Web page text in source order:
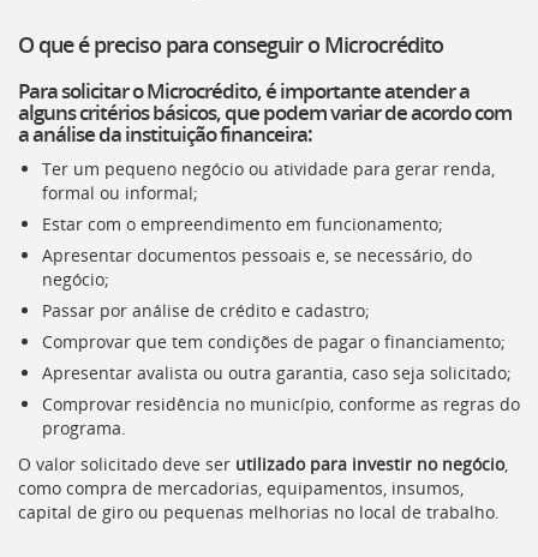
O que é preciso para conseguir o Microcrédito
Para solicitar o Microcrédito, é importante atender a
alguns critérios básicos, que podem variar de acordo com
a análise da instituição financeira:
Ter um pequeno negócio ou atividade para gerar renda,
formal ou informal;
Estar com o empreendimento em funcionamento;
Apresentar documentos pessoais e, se necessário, do
negócio;
Passar por análise de crédito e cadastro;
Comprovar que tem condições de pagar o financiamento;
Apresentar avalista ou outra garantia, caso seja solicitado;
Comprovar residência no município, conforme as regras do
programa.
O valor solicitado deve ser utilizado para investir no negócio,
como compra de mercadorias, equipamentos, insumos,
capital de giro ou pequenas melhorias no local de trabalho.